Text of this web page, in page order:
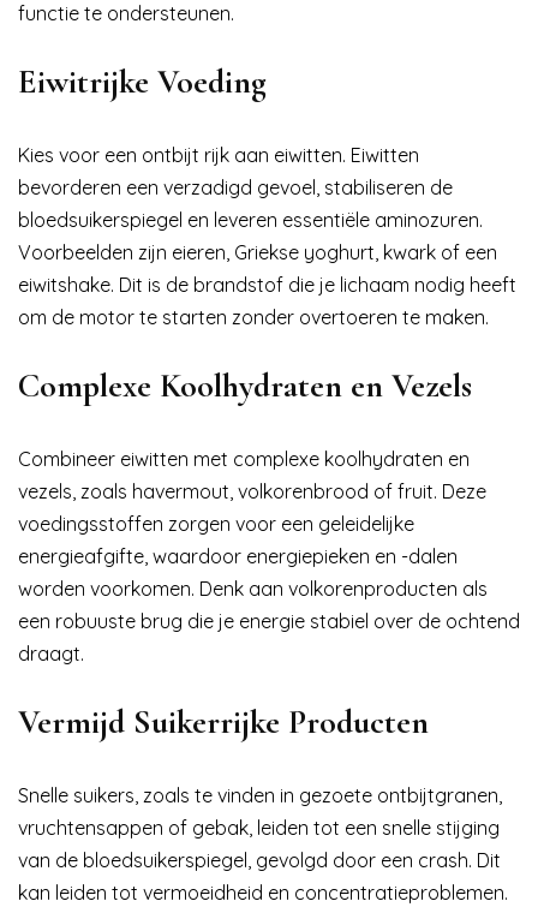
functie te ondersteunen.
Eiwitrijke Voeding
Kies voor een ontbijt rijk aan eiwitten. Eiwitten
bevorderen een verzadigd gevoel, stabiliseren de
bloedsuikerspiegel en leveren essentiële aminozuren.
Voorbeelden zijn eieren, Griekse yoghurt, kwark of een
eiwitshake. Dit is de brandstof die je lichaam nodig heeft
om de motor te starten zonder overtoeren te maken.
Complexe Koolhydraten en Vezels
Combineer eiwitten met complexe koolhydraten en
vezels, zoals havermout, volkorenbrood of fruit. Deze
voedingsstoffen zorgen voor een geleidelijke
energieafgifte, waardoor energiepieken en -dalen
worden voorkomen. Denk aan volkorenproducten als
een robuuste brug die je energie stabiel over de ochtend
draagt.
Vermijd Suikerrijke Producten
Snelle suikers, zoals te vinden in gezoete ontbijtgranen,
vruchtensappen of gebak, leiden tot een snelle stijging
van de bloedsuikerspiegel, gevolgd door een crash. Dit
kan leiden tot vermoeidheid en concentratieproblemen.